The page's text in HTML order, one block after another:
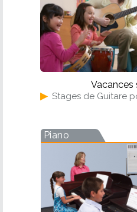
Vacances
▶ Stages de Guitare
Piano